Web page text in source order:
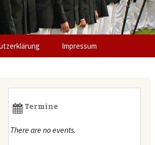
Impressum
Termine
There are no events.